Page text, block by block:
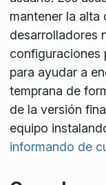
mantener la alta
desarrolladores
configuraciones
para ayudar a
temprana de
de la versión
equipo
informando de